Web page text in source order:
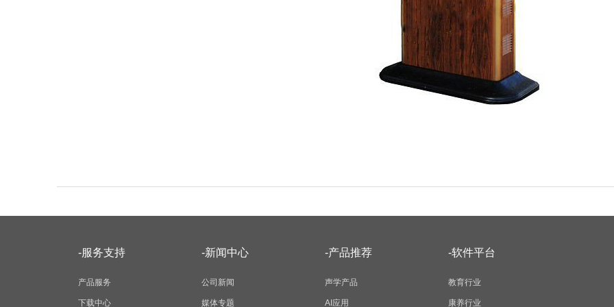
-服务支持
产品服务
下载中心
-新闻中心
公司新闻
媒体专题
-产品推荐
声学产品
AI应用
-软件平台
教育行业
康养行业